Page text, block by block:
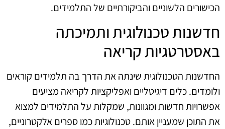
הכישורים הלשוניים והביקורתיים של התלמידים.
חדשנות טכנולוגית ותמיכתה
באסטרטגיות קריאה
החדשנות הטכנולוגית שינתה את הדרך בה תלמידים קוראים
ולומדים. כלים דיגיטליים ואפליקציות לקריאה מציעים
אפשרויות חדשות ומגוונות, שמקלות על התלמידים למצוא
את התוכן שמעניין אותם. טכנולוגיות כמו ספרים אלקטרוניים,